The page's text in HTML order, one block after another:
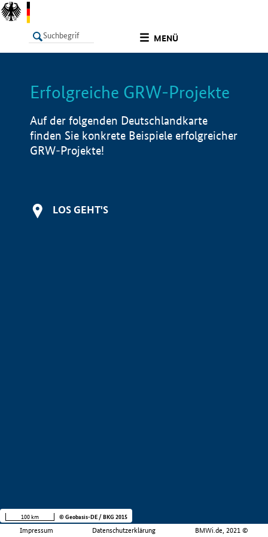
MENÜ
LISTE Info
Erfolgreiche GRW-Projekte
Auf der folgenden Deutschlandkarte
finden Sie konkrete Beispiele erfolgreicher
GRW-Projekte!
LOS GEHT'S
Impressum Datenschutzerklärung BMWi.de, 2021 ©
100 km © Geobasis-DE / BKG 2015